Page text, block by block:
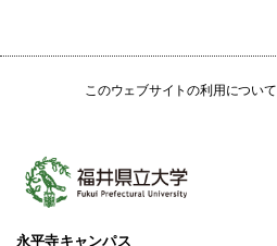
このウェブサイトの利用について
永平寺キャンパス